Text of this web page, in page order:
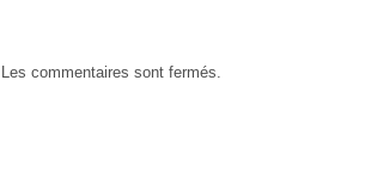
Les commentaires sont fermés.